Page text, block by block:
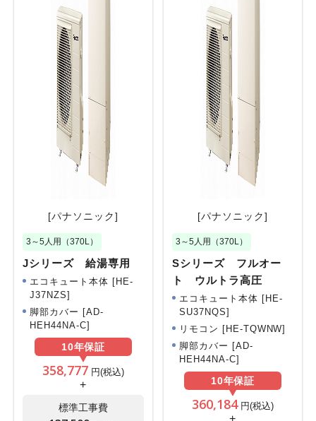
[パナソニック]
3～5人用（370L）
Jシリーズ 給湯専用
エコキュート本体 [HE-
J37NZS]
脚部カバー [AD-
HEH44NA-C]
10年保証
358,777 円(税込)
+
標準工事費
[パナソニック]
3～5人用（370L）
Sシリーズ フルオー
ト ウルトラ高圧
エコキュート本体 [HE-
SU37NQS]
リモコン [HE-TQWNW]
脚部カバー [AD-
HEH44NA-C]
10年保証
360,184円(税込)
+